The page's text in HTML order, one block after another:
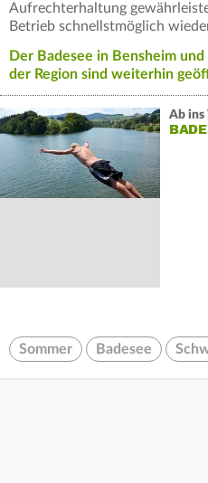
Aufrechterhaltung
Betrieb schnellstmöglich
Der Badesee in Bensheim
der Region sind weiterhin
Ab ins
Sommer Badesee